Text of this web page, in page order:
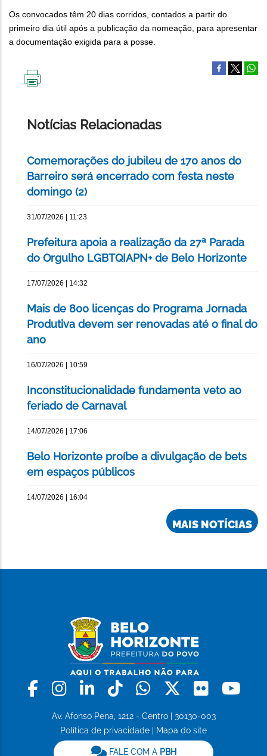
Os convocados têm 20 dias corridos, contados a partir do
primeiro dia útil após a publicação da nomeação, para apresentar
a documentação exigida para a posse.
Notícias Relacionadas
Comemorações do jubileu de 170 anos do
Barreiro será encerrado com festa neste
domingo (2)
31/07/2026 | 11:23
Prefeitura apoia a realização da 27ª Parada
do Orgulho LGBTQIAPN+ de Belo Horizonte
17/07/2026 | 14:32
Mais de 800 licenças do Programa Jornada
Produtiva devem ser renovadas até o final do
ano
16/07/2026 | 10:59
Inconstitucionalidade fundamenta veto ao
feriado de Carnaval
14/07/2026 | 17:06
Belo Horizonte proíbe a divulgação de bets
em espaços públicos
14/07/2026 | 16:04
MAIS NOTÍCIAS
Facebook
Instagram
LinkedinTiktokWhatsapp
X Flickr
Av. Afonso Pena, 1212 - Centro | 30130-003
Política de privacidade
Mapa do site
FALE COM A PBH